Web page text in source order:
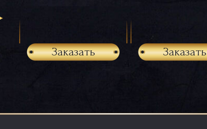
Заказать Заказать